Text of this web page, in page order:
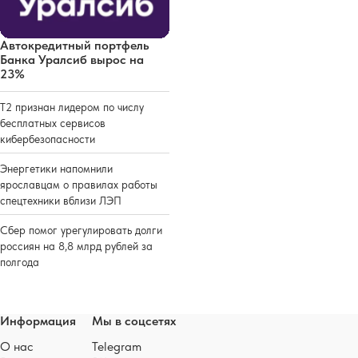
Автокредитный портфель
Банка Уралсиб вырос на
23%
Т2 признан лидером по числу
бесплатных сервисов
кибербезопасности
Энергетики напомнили
ярославцам о правилах работы
спецтехники вблизи ЛЭП
Сбер помог урегулировать долги
россиян на 8,8 млрд рублей за
полгода
Информация
О нас
Мы в соцсетях
Telegram